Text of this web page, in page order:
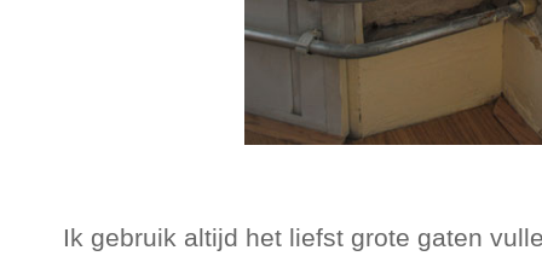
Ik gebruik altijd het liefst grote gaten